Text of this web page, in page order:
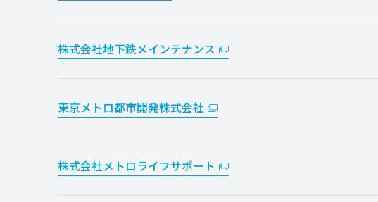
株式会社地下鉄メインテナンス
東京メトロ都市開発株式会社
株式会社メトロライフサポート